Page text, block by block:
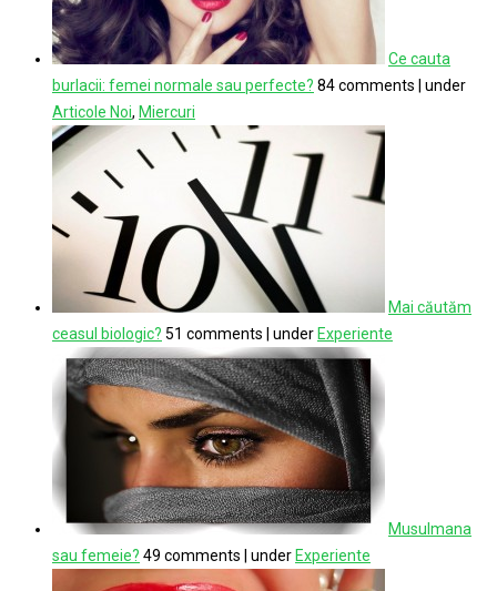
Ce cauta
burlacii: femei normale sau perfecte? 84 comments
under
Articole Noi, Miercuri
Mai căutăm
ceasul biologic? 51 comments under Experiente
Musulmana
sau femeie? 49 comments under Experiente